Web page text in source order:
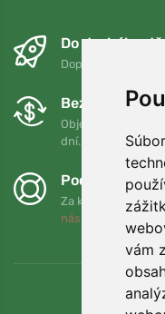
vám
Do druhého
Doprava zadarmo
Bezplatná
Objednávku
dní.
Podporujeme
Za každú
nás